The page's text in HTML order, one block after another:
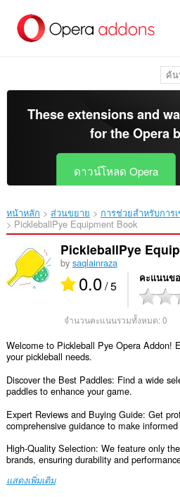
These extensions and
for theOpera
ดาวน์โหลด Opera
หน้าหลัก ส่วนขยาย
การช่วยสำหรับการ
PickleballPye Equipment Book‎
PickleballPye
by saqlainraza
0.0/ 5 คะแนนข
จำนวนคะแนนรวมทั้งหมด:0
Welcome to Pickleball Pye Opera Addon!
your pickleball needs.
Discover the Best Paddles: Find a wide
paddles to enhance your game.
Expert Reviews and Buying Guide: Get
comprehensive guidance to make
High-Quality Selection: We feature only
brands, ensuring durability and
แสดงเพิ่มเติม